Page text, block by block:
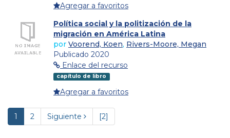
Agregar a favoritos
Política social y la politización de la
migración en América Latina
por Voorend, Koen, Rivers-Moore, Megan
Publicado 2020
Enlace del recurso
capítulo de libro
Agregar a favoritos
1 2 Siguiente [2]